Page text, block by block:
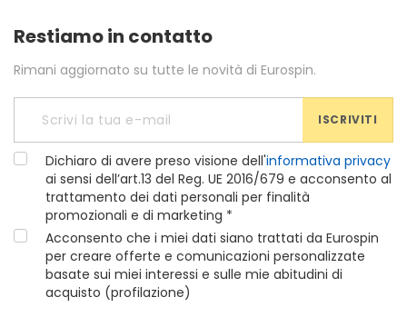
Restiamo in contatto
Rimani aggiornato su tutte le novità di Eurospin.
ISCRIVITI
Dichiaro di avere preso visione dell'informativa privacy
ai sensi dell’art.13 del Reg. UE 2016/679 e acconsento al
trattamento dei dati personali per finalità
promozionali e di marketing *
Acconsento che i miei dati siano trattati da Eurospin
per creare offerte e comunicazioni personalizzate
basate sui miei interessi e sulle mie abitudini di
acquisto (profilazione)